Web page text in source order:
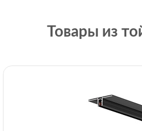
Товары из